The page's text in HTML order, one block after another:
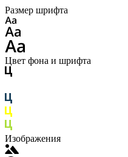
Размер шрифта
Цвет фона и шрифта
Изображения